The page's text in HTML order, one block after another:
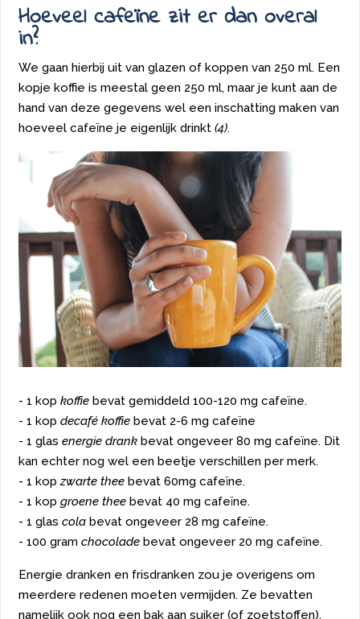
Hoeveel cafeïne zit er dan overal
in?
We gaan hierbij uit van glazen of koppen van 250 ml. Een
kopje koffie is meestal geen 250 ml, maar je kunt aan de
hand van deze gegevens wel een inschatting maken van
hoeveel cafeïne je eigenlijk drinkt(4).
- 1 kopkoffie bevat gemiddeld 100-120 mg cafeïne.
- 1 kopdecafé koffie bevat 2-6 mg cafeïne
- 1 glasenergie drank bevat ongeveer 80 mg cafeïne. Dit
kan echter nog wel een beetje verschillen per merk.
- 1 kopzwarte thee bevat 60mg cafeïne.
- 1 kopgroene thee bevat 40 mg cafeïne.
- 1 glascola bevat ongeveer 28 mg cafeïne.
- 100 gramchocolade bevat ongeveer 20 mg cafeïne.
Energie dranken en frisdranken zou je overigens om
meerdere redenen moeten vermijden. Ze bevatten
namelijk ook nog een bak aan suiker (of zoetstoffen),